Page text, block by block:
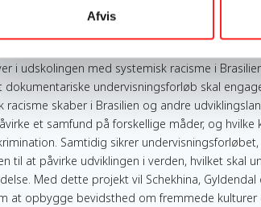
Afvis
(DKI) udvikler med Gyldendal et
i udskolingen med systemisk racisme i
undervisningsforløb skal
racisme skaber i Brasilien og andre
et samfund på forskellige måder, og hvilke
Samtidig sikrer
til at påvirke udviklingen i verden, hvilket skal
Med dette projekt vil Schekhina,
at opbygge bevidsthed om fremmede kulturer